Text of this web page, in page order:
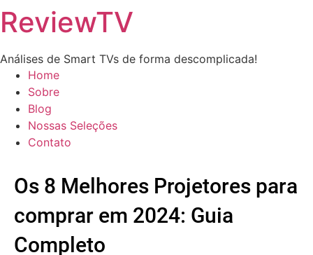
ReviewTV
Análises de Smart TVs de forma descomplicada!
Home
Sobre
Blog
Nossas Seleções
Contato
Os 8 Melhores Projetores para
comprar em 2024: Guia
Completo